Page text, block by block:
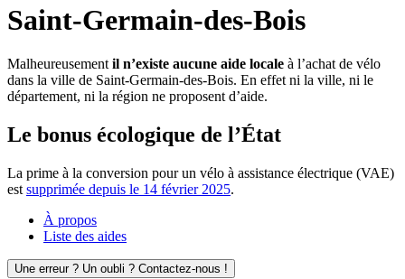
Saint-Germain-des-Bois
Malheureusement il n’existe aucune aide locale à l’achat de vélo
dans la ville de Saint-Germain-des-Bois. En effet ni la ville, ni le
département, ni la région ne proposent d’aide.
Le bonus écologique de l’État
La prime à la conversion pour un vélo à assistance électrique (VAE)
est supprimée depuis le 14 février 2025.
À propos
Liste des aides
Une erreur ? Un oubli ? Contactez-nous !